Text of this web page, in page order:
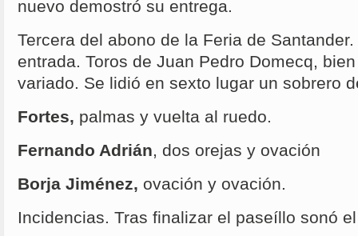
nuevo demostró su entrega.
Tercera del abono de la Feria de
entrada. Toros de Juan Pedro Domecq,
variado. Se lidió en sexto lugar un sobrero
Fortes, palmas y vuelta al ruedo.
Fernando Adrián, dos orejas y ovación
Borja Jiménez, ovación y ovación.
Incidencias. Tras finalizar el paseíllo sonó